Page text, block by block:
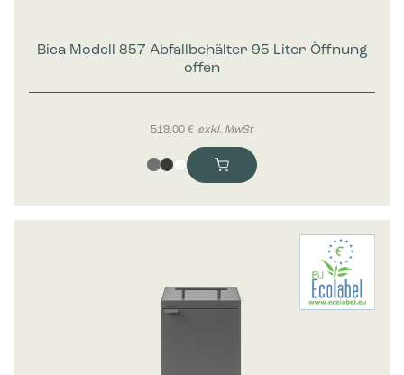
Bica Modell 857 Abfallbehälter 95 Liter Öffnung
offen
519,00€ exkl. MwSt